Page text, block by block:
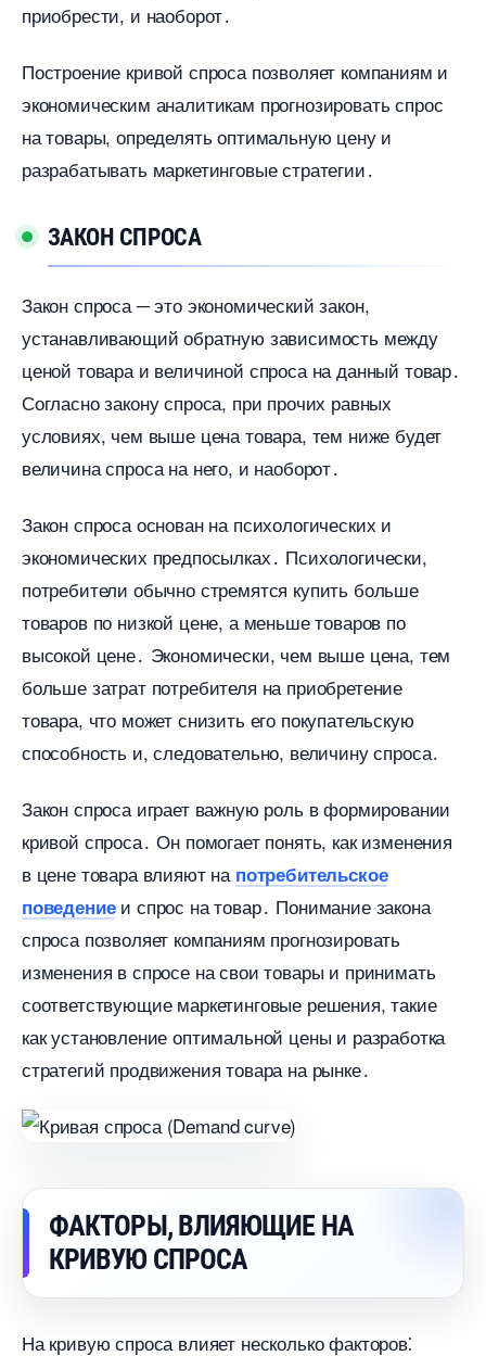
приобрести, и наоборот․
Построение кривой спроса позволяет компаниям и
экономическим аналитикам прогнозировать спрос
на товары, определять оптимальную цену и
разрабатывать маркетинговые стратегии․
ЗАКОН СПРОСА
Закон спроса ─ это экономический закон,
устанавливающий обратную зависимость между
ценой товара и величиной спроса на данный товар․
Согласно закону спроса, при прочих равных
условиях, чем выше цена товара, тем ниже будет
еличина спроса на него, и наоборот․
Закон спроса основан на психологических и
экономических предпосылках․ Психологически,
потребители обычно стремятся купить больше
товаров по низкой цене, а меньше товаров по
ысокой цене․ Экономически, чем выше цена, тем
ольше затрат потребителя на приобретение
товара, что может снизить его покупательскую
способность и, следовательно, величину спроса․
Закон спроса играет важную роль в формировании
кривой спроса․ Он помогает понять, как изменения
цене товара влияют на потребительское
поведениеи спрос на товар․ Понимание закона
спроса позволяет компаниям прогнозировать
изменения в спросе на свои товары и принимать
соответствующие маркетинговые решения, такие
как установление оптимальной цены и разработка
стратегий продвижения товара на рынке․
ФАКТОРЫ, ВЛИЯЮЩИЕ НА
КРИВУЮ СПРОСА
На кривую спроса влияет несколько факторов⁚